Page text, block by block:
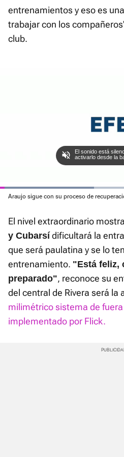
entrenamientos y eso es
trabajar con los
club.
Current
Time
0:02 /
Loaded
El sonido está
activarlo desde la
Araujo sigue con su proceso de
El nivel extraordinario
y Cubarsídificultará la
que será paulatina y se lo
entrenamiento. "Está feliz,
preparado", reconoce su
del central de Rivera será la
milimétrico sistema de
implementado por Flick.